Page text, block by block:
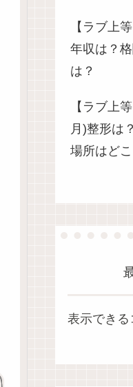
【ラブ上
年収は？
は？
【ラブ上
月)整形は
場所はどこ
表示できる